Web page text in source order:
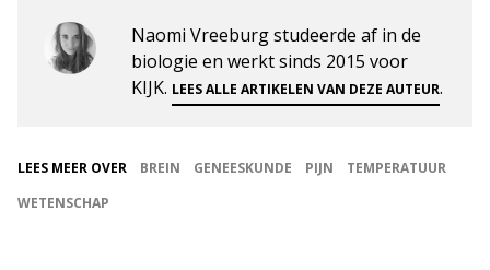
Naomi Vreeburg studeerde af in de
biologie en werkt sinds 2015 voor
KIJK. LEES ALLE ARTIKELEN VAN DEZE AUTEUR.
LEES MEER OVER BREIN GENEESKUNDE PIJN
TEMPERATUUR
WETENSCHAP